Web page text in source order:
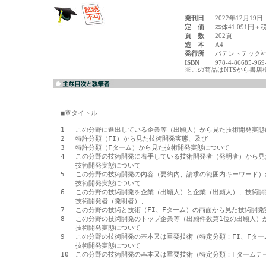
発刊日
2022年12月19日
定 価
本体41,091円＋
頁 数
202頁
造 本
A4
発行所
パテントテック
ISBN
978-4-86685-
※この商品はNTSから書店
■章タイトル
1　 この分野に進出している企業等（出願人）から見た技術開発実
2　 特許分類（FI）から見た技術開発実態、及び
3　 特許分類（Fターム）から見た技術開発実態について
4　 この分野の技術開発に着手している技術開発者（発明者）から見
技術開発実態について
5　 この分野の技術開発の内容（要約内、請求の範囲内キーワード
技術開発実態について
6　 この分野の技術開発を企業（出願人）と企業（出願人）、技術
技術開発者（発明者）、
7　 この分野の技術と技術（FI、Fターム）の両面から見た技術開発
8　 この分野の技術開発のトップ企業等（出願件数第1位の出願人）
技術開発実態について
9　 この分野の技術開発の基本又は重要技術（特定分類：FI、Fター
技術開発実態について
10　この分野の技術開発の基本又は重要技術（特定分類：Fタームテ